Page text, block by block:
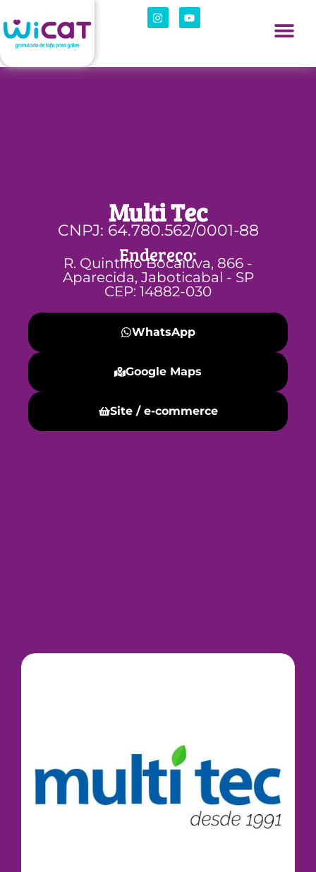
Multi Tec
CNPJ: 64.780.562/0001-88
Endereço:
R. Quintino Bocaiúva, 866 -
Aparecida, Jaboticabal - SP
CEP: 14882-030
WhatsApp
Google Maps
Site / e-commerce